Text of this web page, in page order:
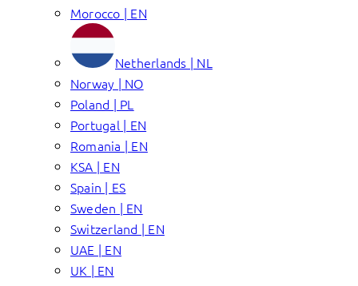
Morocco | EN
Netherlands | NL
Norway | NO
Poland | PL
Portugal | EN
Romania | EN
KSA | EN
Spain | ES
Sweden | EN
Switzerland | EN
UAE | EN
UK | EN